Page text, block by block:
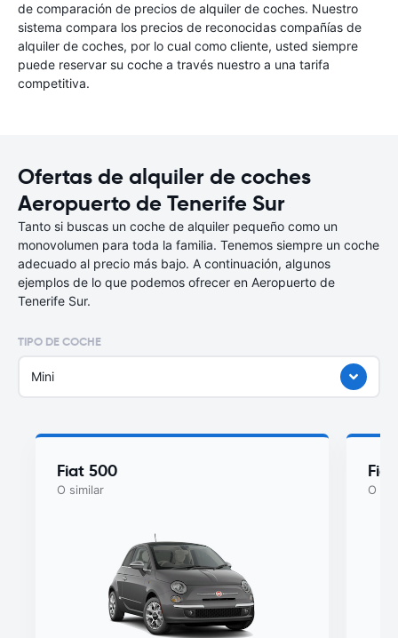
de comparación de precios de alquiler de coches. Nuestro
sistema compara los precios de reconocidas compañías de
alquiler de coches, por lo cual como cliente, usted siempre
puede reservar su coche a través nuestro a una tarifa
competitiva.
Ofertas de alquiler de coches
Aeropuerto de Tenerife Sur
Tanto si buscas un coche de alquiler pequeño como un
monovolumen para toda la familia. Tenemos siempre un coche
adecuado al precio más bajo. A continuación, algunos
ejemplos de lo que podemos ofrecer en Aeropuerto de
Tenerife Sur.
TIPO DE COCHE
Mini
Fiat 500
O similar O